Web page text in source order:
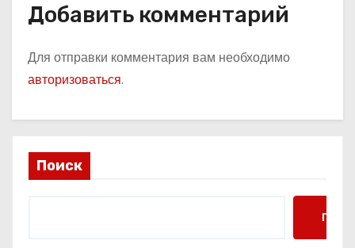
Добавить комментарий
Для отправки комментария вам необходимо
авторизоваться.
Поиск
Поиск